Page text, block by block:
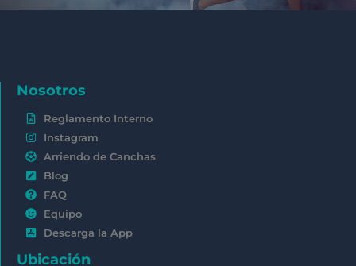
Nosotros
Reglamento Interno
Instagram
Arriendo de Canchas
Blog
FAQ
Equipo
Descarga la App
Ubicación